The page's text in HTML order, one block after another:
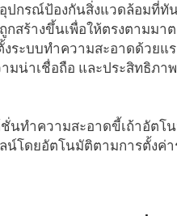
ปกรณ์ป้องกันสิ่งแวดล้อมที่
สร้างขึ้นเพื่อให้ตรงตามม
ระบบทำความสะอาดด้วยแ
น่าเชื่อถือ และประสิทธิภา
นทำความสะอาดขี้เถ้าอัต
น์โดยอัตโนมัติตามการตั้งค่